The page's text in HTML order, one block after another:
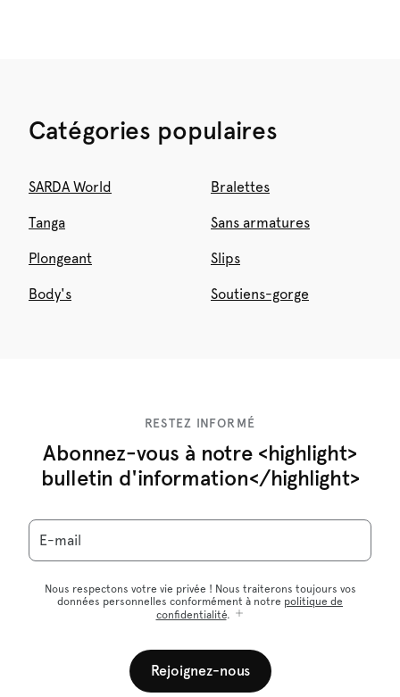
Catégories populaires
SARDA World Bralettes
Tanga Sans armatures
Plongeant Slips
Body's Soutiens-gorge
RESTEZ INFORMÉ
Abonnez-vous à notre <highlight>
bulletin d'information</highlight>
E-mail
Nous respectons votre vie privée ! Nous traiterons toujours vos
données personnelles conformément à notre politique de
confidentialité.
Rejoignez-nous